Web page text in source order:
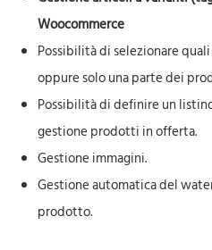
Woocommerce
Possibilità di selezionare
oppure solo una parte dei
Possibilità di definire un
gestione prodotti in offerta.
Gestione immagini.
Gestione automatica del
prodotto.